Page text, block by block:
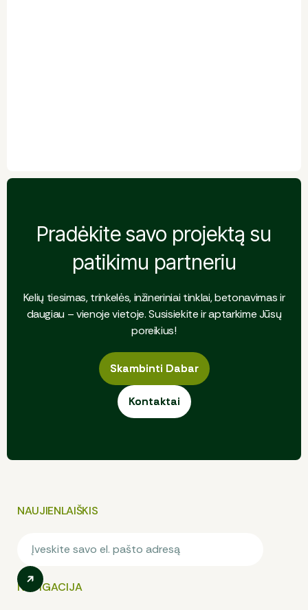
Pradėkite savo projektą su
patikimu partneriu
Kelių tiesimas, trinkelės, inžineriniai tinklai, betonavimas ir
daugiau – vienoje vietoje. Susisiekite ir aptarkime Jūsų
poreikius!
Skambinti Dabar
Skambinti Dabar
Kontaktai
Kontaktai
NAUJIENLAIŠKIS
NAVIGACIJA